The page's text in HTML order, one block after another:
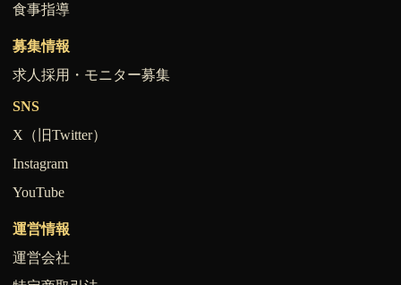
食事指導
募集情報
求人採用・モニター募集
SNS
X（旧Twitter）
Instagram
YouTube
運営情報
運営会社